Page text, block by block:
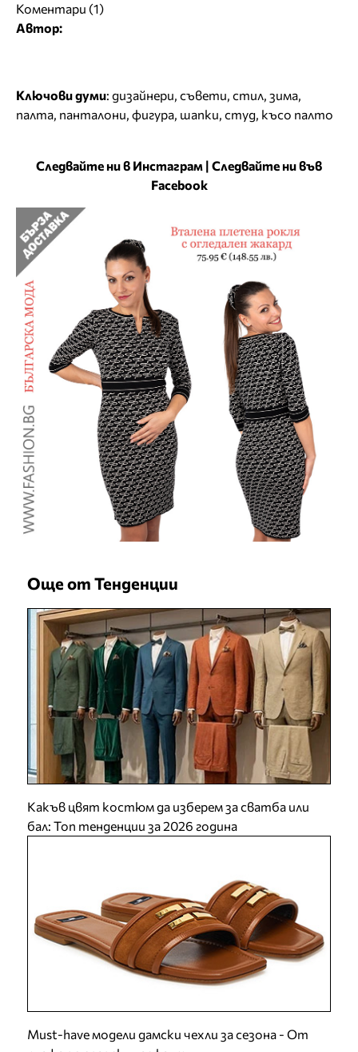
Коментари (1)
Автор:
Ключови думи: дизайнери, съвети, стил, зима,
палта, панталони, фигура, шапки, студ, късо палто
Следвайте ни в Инстаграм | Следвайте ни във
Facebook
Още от Тенденции
Какъв цвят костюм да изберем за сватба или
бал: Топ тенденции за 2026 година
Must-have модели дамски чехли за сезона - От